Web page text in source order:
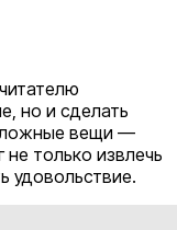
но и сделать
вещи —
только извлечь
удовольствие.